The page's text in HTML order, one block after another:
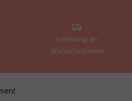
Lieferung an
Wunschadresse